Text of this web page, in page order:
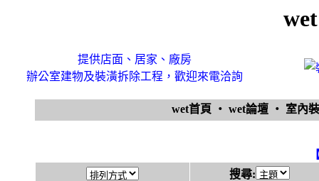
提供店面、居家、廠房
辦公室建物及裝潢拆除工程，歡迎來電洽詢
wet首頁 ‧ wet論壇 ‧ 室內
搜尋: